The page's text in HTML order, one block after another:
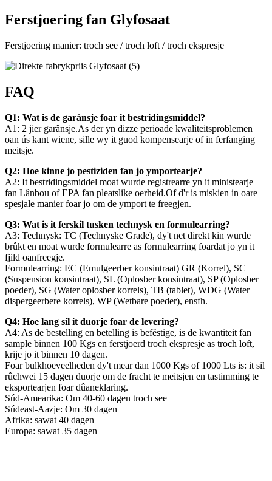
Ferstjoering fan Glyfosaat
Ferstjoering manier: troch see / troch loft / troch ekspresje
FAQ
Q1: Wat is de garânsje foar it bestridingsmiddel?
A1: 2 jier garânsje.As der yn dizze perioade kwaliteitsproblemen
oan ús kant wiene, sille wy it guod kompensearje of in ferfanging
meitsje.
Q2: Hoe kinne jo pestiziden fan jo ymportearje?
A2: It bestridingsmiddel moat wurde registrearre yn it ministearje
fan Lânbou of EPA fan pleatslike oerheid.Of d'r is miskien in oare
spesjale manier foar jo om de ymport te freegjen.
Q3: Wat is it ferskil tusken technysk en formulearring?
A3: Technysk: TC (Technyske Grade), dy't net direkt kin wurde
brûkt en moat wurde formulearre as formulearring foardat jo yn it
fjild oanfreegje.
Formulearring: EC (Emulgeerber konsintraat) GR (Korrel), SC
(Suspension konsintraat), SL (Oplosber konsintraat), SP (Oplosber
poeder), SG (Water oplosber korrels), TB (tablet), WDG (Water
dispergeerbere korrels), WP (Wetbare poeder), ensfh.
Q4: Hoe lang sil it duorje foar de levering?
A4: As de bestelling en betelling is befêstige, is de kwantiteit fan
sample binnen 100 Kgs en ferstjoerd troch ekspresje as troch loft,
krije jo it binnen 10 dagen.
Foar bulkhoeveelheden dy't mear dan 1000 Kgs of 1000 Lts is: it sil
rûchwei 15 dagen duorje om de fracht te meitsjen en tastimming te
eksportearjen foar dûaneklaring.
Súd-Amearika: Om 40-60 dagen troch see
Súdeast-Aazje: Om 30 dagen
Afrika: sawat 40 dagen
Europa: sawat 35 dagen